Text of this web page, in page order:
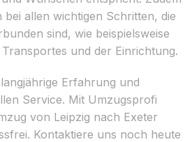
allen wichtigen Schritten, die
sind, wie beispielsweise
und der Einrichtung.
Erfahrung und
Service. Mit Umzugsprofi
von Leipzig nach Exeter
Kontaktiere uns noch heute